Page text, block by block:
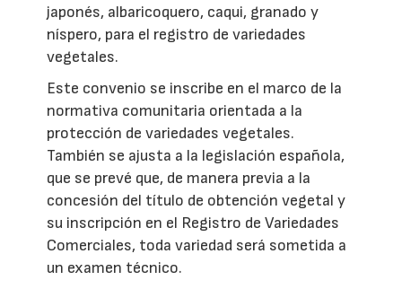
japonés, albaricoquero, caqui, granado y
níspero, para el registro de variedades
vegetales.
Este convenio se inscribe en el marco de la
normativa comunitaria orientada a la
protección de variedades vegetales.
También se ajusta a la legislación española,
que se prevé que, de manera previa a la
concesión del título de obtención vegetal y
su inscripción en el Registro de Variedades
Comerciales, toda variedad será sometida a
un examen técnico.